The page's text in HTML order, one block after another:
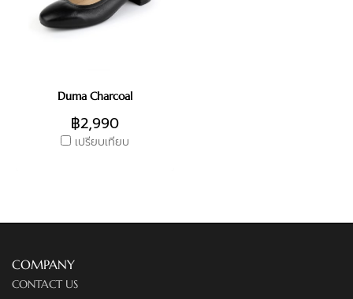
Duma Charcoal
฿2,990
เปรียบเทียบ
COMPANY
CONTACT US